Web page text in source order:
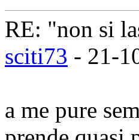
RE: "non si
sciti73 - 21-
a me pure